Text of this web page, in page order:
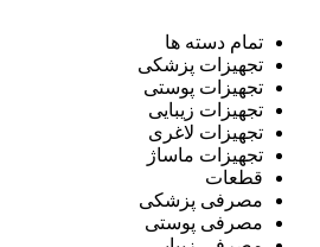
تمام دسته ها
تجهیزات پزشکی
تجهیزات پوستی
تجهیزات زیبایی
تجهیزات لاغری
تجهیزات ماساژ
قطعات
مصرفی پزشکی
مصرفی پوستی